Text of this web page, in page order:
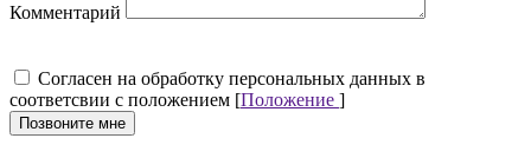
Комментарий
Cогласен на обработку персональных данных в
соответсвии с положением [Положение ]
Позвоните мне